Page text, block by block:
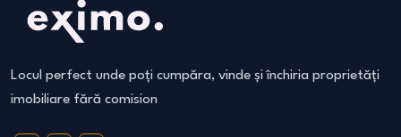
Locul perfect unde poți cumpăra, vinde și închiria proprietăți
imobiliare fără comision